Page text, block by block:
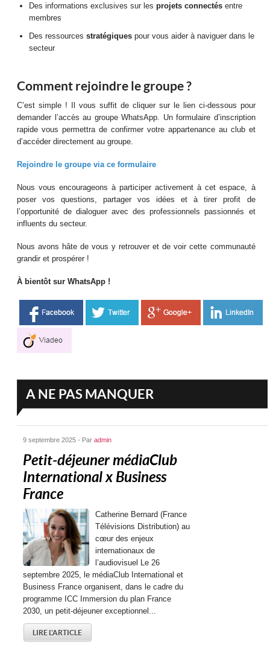
Des informations exclusives sur lesprojets connectés entre
membres
Des ressourcesstratégiques pour vous aider à naviguer dans le
secteur
Comment rejoindre le groupe ?
C’est simple ! Il vous suffit de cliquer sur le lien ci-dessous pour
demander l’accès au groupe WhatsApp. Un formulaire d’inscription
rapide vous permettra de confirmer votre appartenance au club et
d’accéder directement au groupe.
Rejoindre le groupe via ce formulaire
Nous vous encourageons à participer activement à cet espace, à
poser vos questions, partager vos idées et à tirer profit de
l’opportunité de dialoguer avec des professionnels passionnés et
influents du secteur.
Nous avons hâte de vous y retrouver et de voir cette communauté
grandir et prospérer !
À bientôt sur WhatsApp !
A NE PAS MANQUER
9 septembre 2025 - Paradmin
Petit-déjeuner médiaClub
International x Business
France
Catherine Bernard (France
Télévisions Distribution) au
cœur des enjeux
internationaux de
l’audiovisuel Le 26
septembre 2025, le médiaClub International et
Business France organisent, dans le cadre du
programme ICC Immersion du plan France
2030, un petit-déjeuner exceptionnel...
LIRE L'ARTICLE